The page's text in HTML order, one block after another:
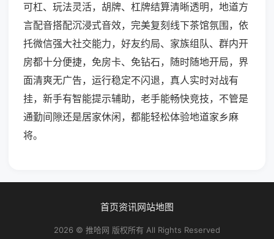
可杠、玩法灵活，胡牌、杠牌结算清晰透明，地道方
言配音搭配沉浸式音效，完美复刻线下茶馆氛围，依
托微信强大社交能力，好友约局、家族组队、群内开
房都十分便捷，免房卡、免钻石，随时随地开局，界
面清爽无广告，运行稳定不闪退，真人实时对战有
挂，新手有智能提示辅助，老手能畅快竞技，不管是
通勤间隙还是居家休闲，都能轻松体验地道家乡麻
将。
首页资讯网站地图
2026 © 推哈网 版权所有 All Rights Reserved